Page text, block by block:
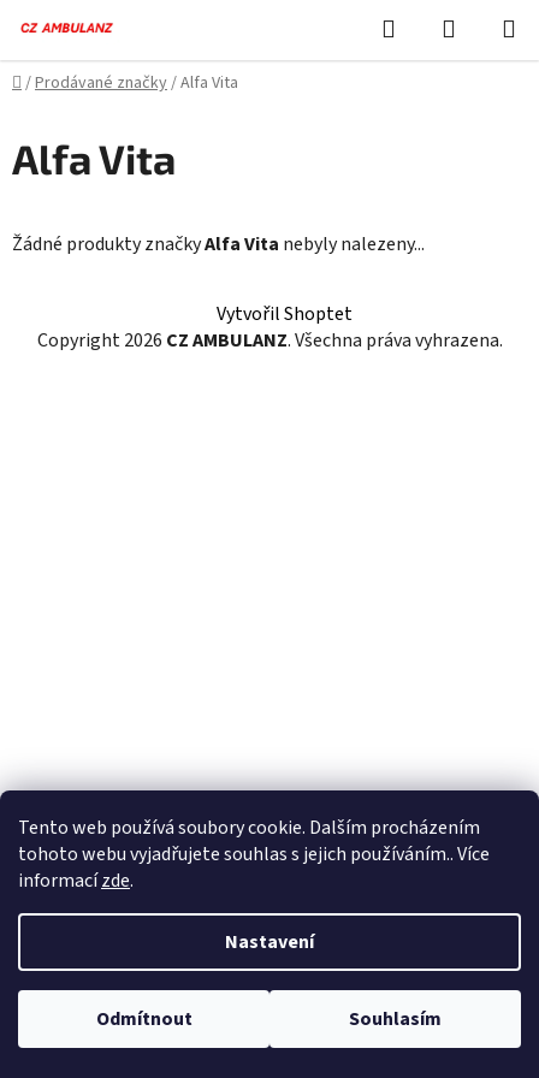
Tento web používá soubory cookie. Dalším procházením
tohoto webu vyjadřujete souhlas s jejich používáním.. Více
informacízde.
Nastavení
Odmítnout Souhlasím
obsah
Hledat
KOŠÍK
Domů
/Prodávané značky/Alfa Vita
Alfa Vita
Žádné produkty značkyAlfa Vita nebyly nalezeny...
Vytvořil Shoptet
Copyright 2026 CZ AMBULANZ. Všechna práva vyhrazena.